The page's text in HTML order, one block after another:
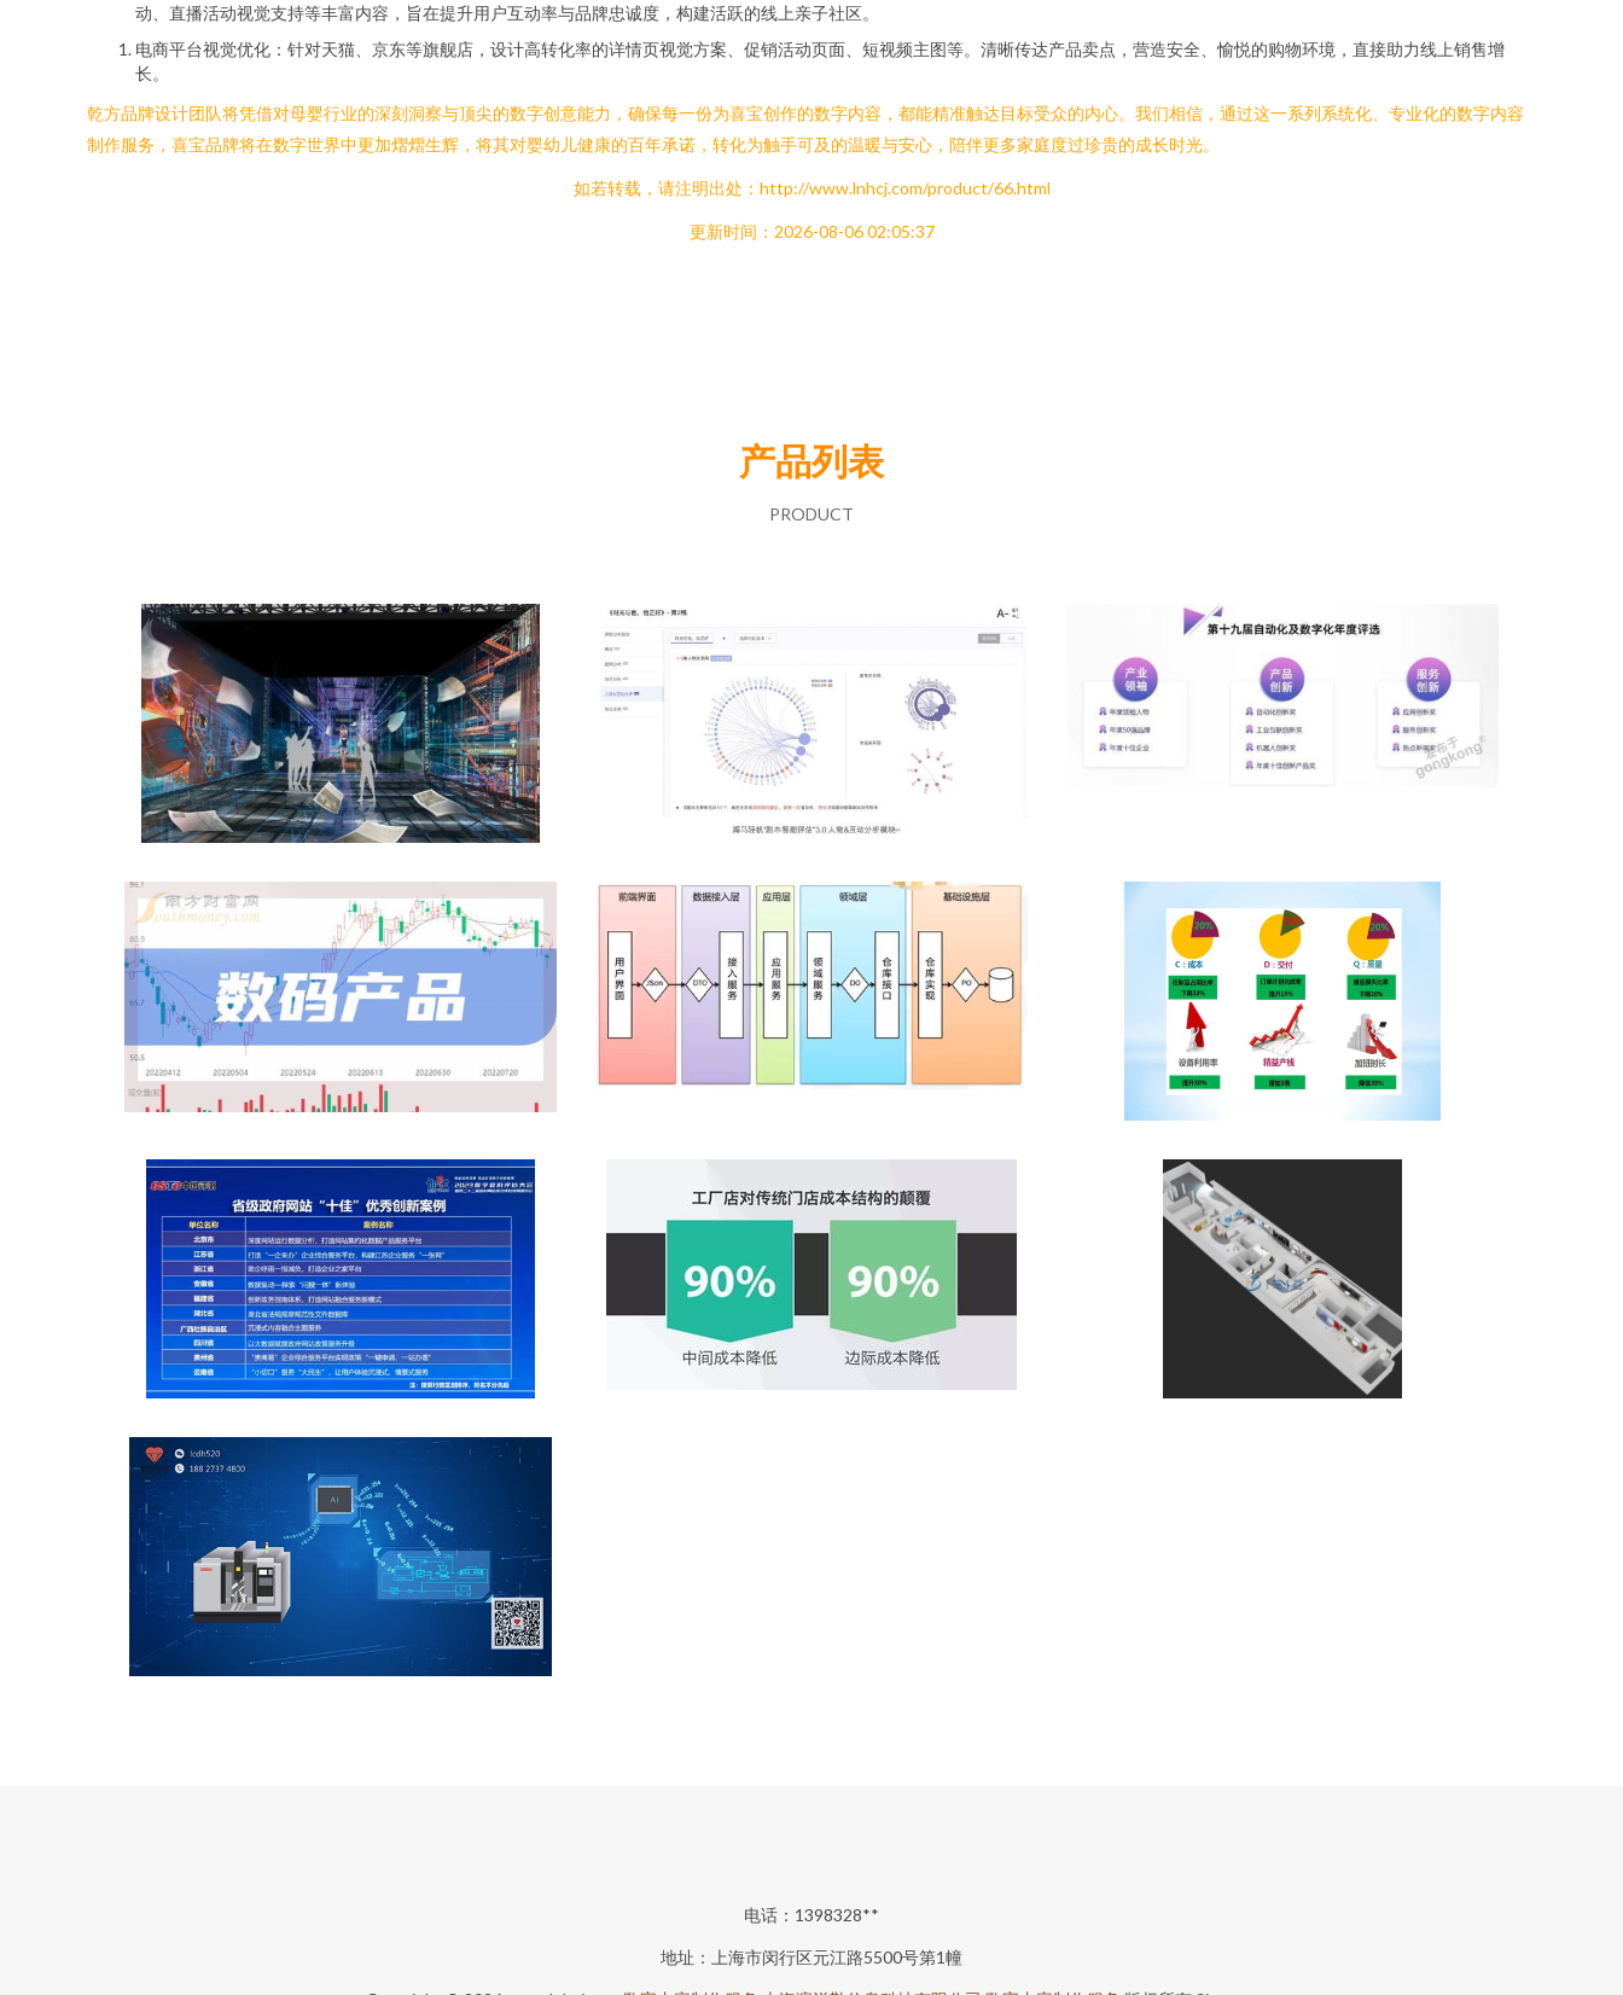
动、直播活动视觉支持等丰富内容，旨在提升用户互动率与品牌忠诚度，构建活跃的线上亲子社区。
电商平台视觉优化：针对天猫、京东等旗舰店，设计高转化率的详情页视觉方案、促销活动页面、短视频主图等。清晰传达产品卖点，营造安全、愉悦的购物环境，直接助力线上销售增
长。
乾方品牌设计团队将凭借对母婴行业的深刻洞察与顶尖的数字创意能力，确保每一份为喜宝创作的数字内容，都能精准触达目标受众的内心。我们相信，通过这一系列系统化、专业化的数字内容
制作服务，喜宝品牌将在数字世界中更加熠熠生辉，将其对婴幼儿健康的百年承诺，转化为触手可及的温暖与安心，陪伴更多家庭度过珍贵的成长时光。
如若转载，请注明出处：http://www.lnhcj.com/product/66.html
更新时间：2026-08-06 02:05:37
产品列表
PRODUCT
电话：1398328**
地址：上海市闵行区元江路5500号第1幢